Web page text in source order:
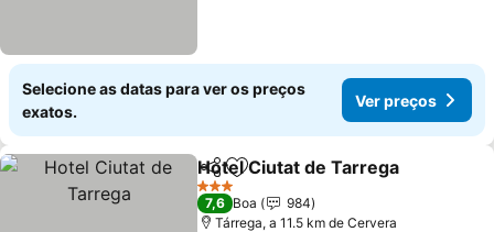
Selecione as datas para ver os preços
exatos.
Ver preços
PartilharAdicionar aos favoritos
Hotel Ciutat de Tarrega
3 Estrelas
7,6 Boa
984
Tárrega, a 11.5 km de Cervera